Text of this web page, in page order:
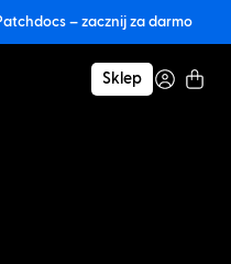
– zacznij za darmo
Sklep